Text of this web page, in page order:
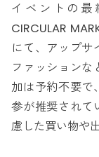
イベントの最
CIRCULAR
にて、アップサ
ファッションな
加は予約不要で
参が推奨されて
慮した買い物や